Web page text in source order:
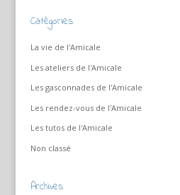
Catégories
La vie de l'Amicale
Les ateliers de l'Amicale
Les gasconnades de l'Amicale
Les rendez-vous de l'Amicale
Les tutos de l'Amicale
Non classé
Archives